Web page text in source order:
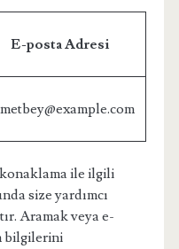
E-posta Adresi
ile ilgili
size yardımcı
Aramak veya e-
bilgilerini